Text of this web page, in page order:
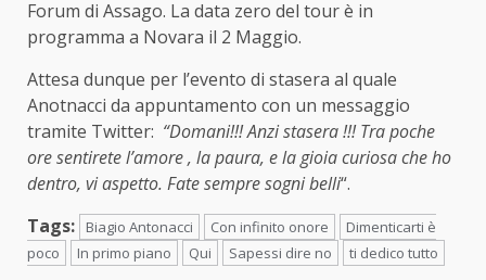
Forum di Assago. La data zero del tour è in
programma a Novara il 2 Maggio.
Attesa dunque per l’evento di stasera al quale
Anotnacci da appuntamento con un messaggio
tramite Twitter: “Domani!!! Anzi stasera !!! Tra poche
ore sentirete l’amore , la paura, e la gioia curiosa che ho
dentro, vi aspetto. Fate sempre sogni belli“.
Tags:
Biagio Antonacci Con infinito onore
Dimenticarti è
poco
In primo piano Qui Sapessi dire no ti dedico tutto